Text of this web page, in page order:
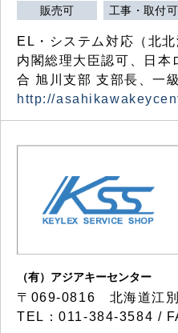
販売可 工事・取付可
EL・システム対応（北北
内閣総理大臣認可、日本
合 旭川支部 支部長、一
http://
（有）アジアキーセンター
〒069-0816 北海道江
TEL：011-384-3584 /